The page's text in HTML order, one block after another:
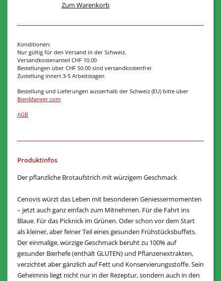
Zum Warenkorb
Konditionen:
Nur gültig für den Versand in der Schweiz.
Versandkostenanteil CHF 10.00
Bestellungen über CHF 50.00 sind versandkostenfrei
Zustellung innert 3-5 Arbeitstagen
Bestellung und Lieferungen ausserhalb der Schweiz (EU) bitte über
BienManger.com
AGB
Produktinfos
Der pflanzliche Brotaufstrich mit würzigem Geschmack
Cenovis würzt das Leben mit besonderen Geniessermomenten
– jetzt auch ganz einfach zum Mitnehmen. Für die Fahrt ins
Blaue. Für das Picknick im Grünen. Oder schon vor dem Start
als kleiner, aber feiner Teil eines gesunden Frühstücksbuffets.
Der einmalige, würzige Geschmack beruht zu 100% auf
gesunder Bierhefe (enthält GLUTEN) und Pflanzenextrakten,
verzichtet aber gänzlich auf Fett und Konservierungsstoffe. Sein
Geheimnis liegt nicht nur in der Rezeptur, sondern auch in den